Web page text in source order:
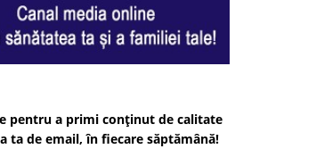
pentru a primi conținut de calitate
ta de email, în fiecare săptămână!